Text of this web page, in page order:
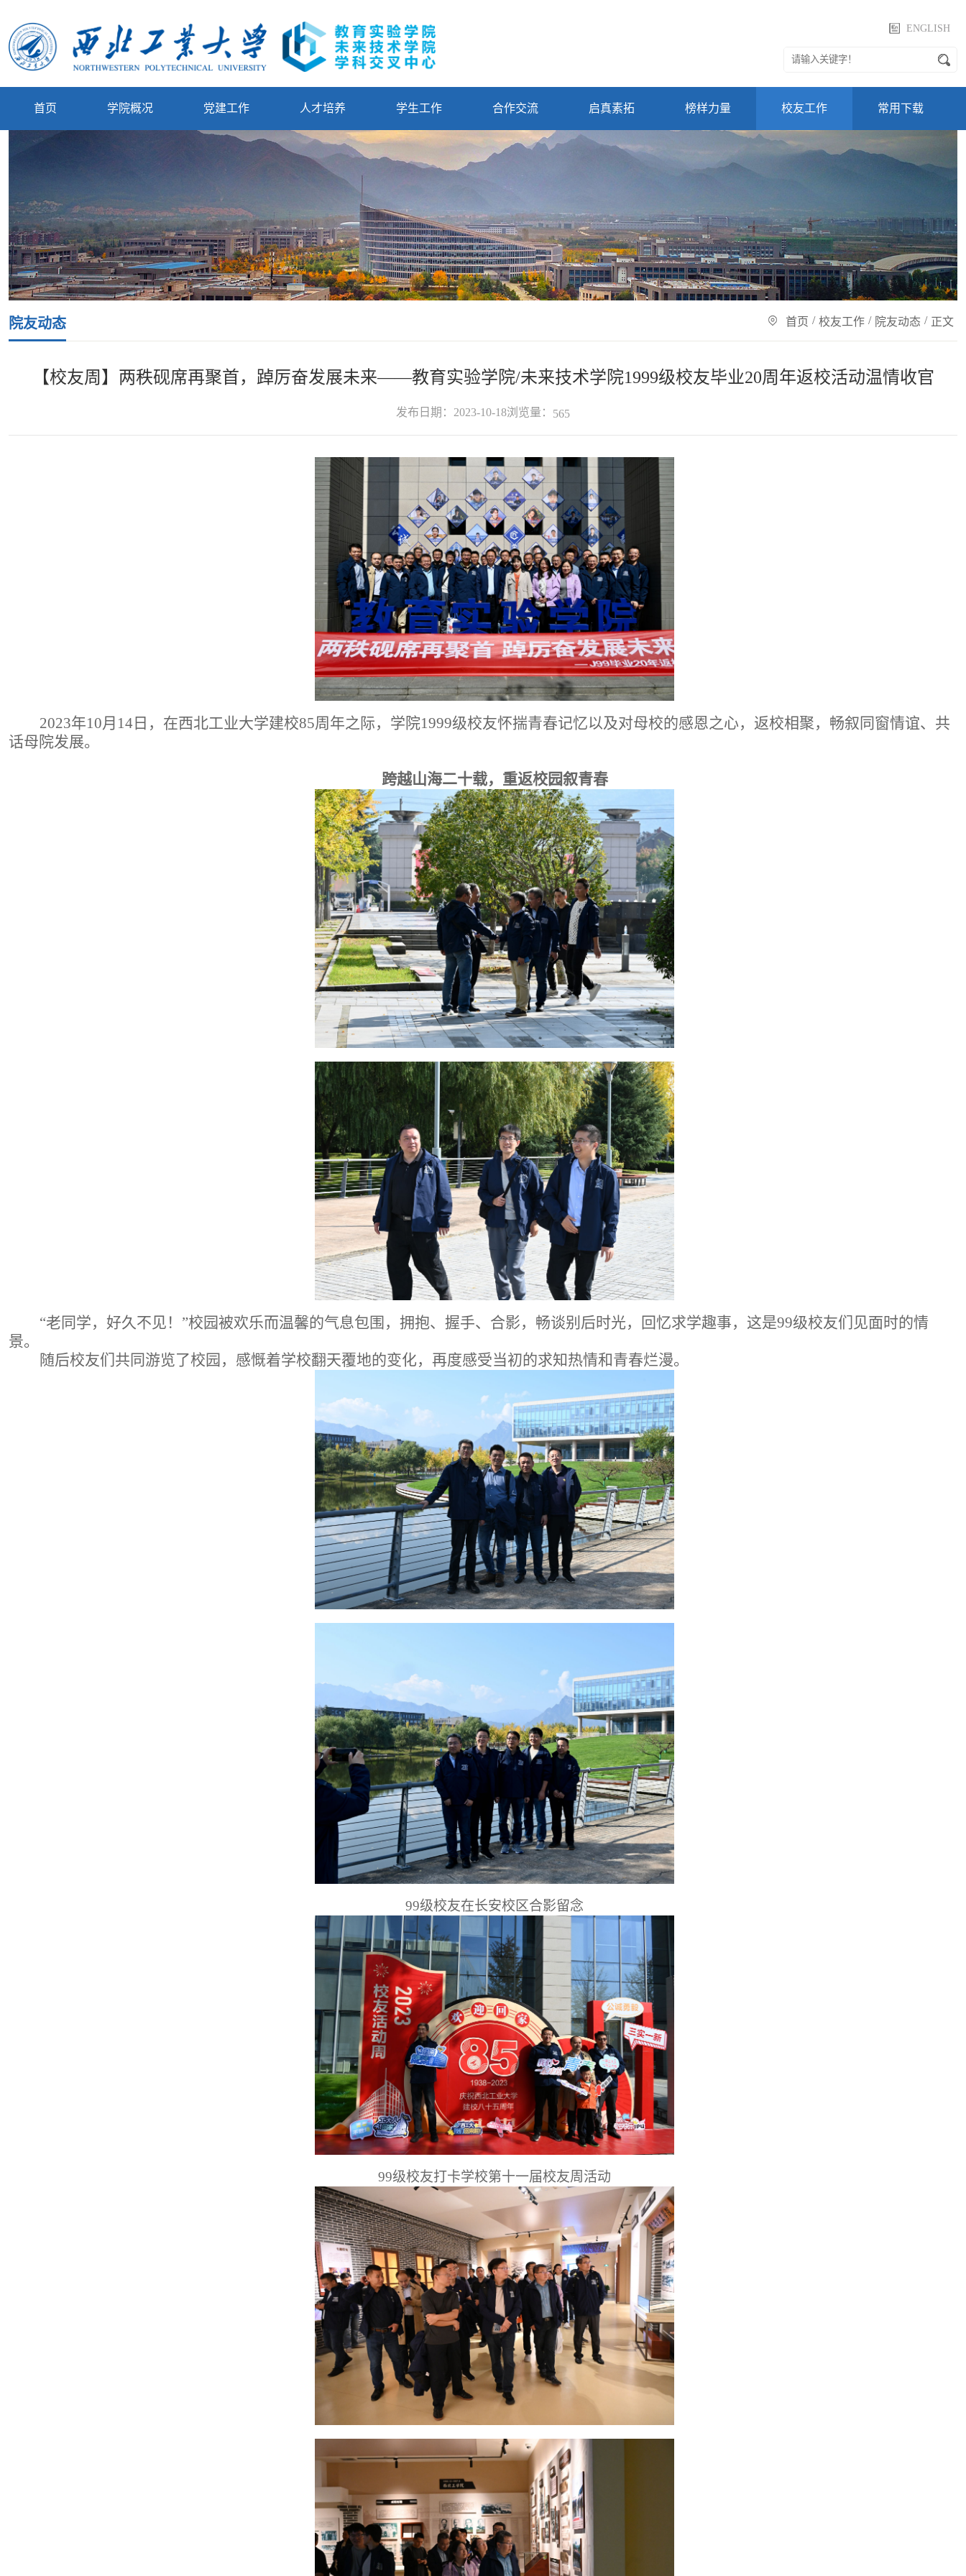
ENGLISH
首页 学院概况 党建工作 人才培养 学生工作 合作交流 启真素拓 榜样力量 校友工作 常用下载
院友动态 首页 / 校友工作 / 院友动态 / 正文
【校友周】两秩砚席再聚首，踔厉奋发展未来——教育实验学院/未来技术学院1999级校友毕业20周年返校活动温情收官
发布日期：2023-10-18浏览量： 565
2023年10月14日，在西北工业大学建校85周年之际，学院1999级校友怀揣青春记忆以及对母校的感恩之心，返校相聚，畅叙同窗情谊、共
话母院发展。
跨越山海二十载，重返校园叙青春
“老同学，好久不见！”校园被欢乐而温馨的气息包围，拥抱、握手、合影，畅谈别后时光，回忆求学趣事，这是99级校友们见面时的情
景。
随后校友们共同游览了校园，感慨着学校翻天覆地的变化，再度感受当初的求知热情和青春烂漫。
99级校友在长安校区合影留念
99级校友打卡学校第十一届校友周活动